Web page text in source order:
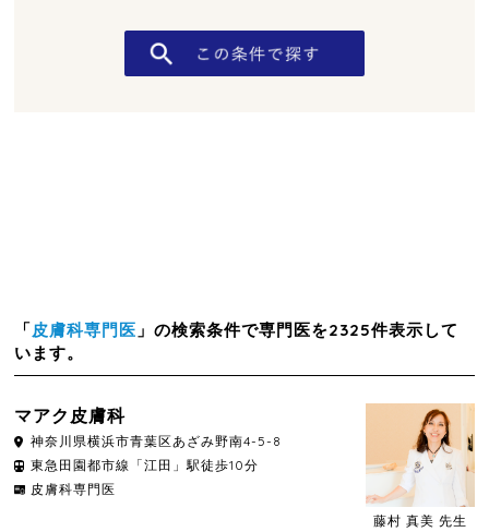
「皮膚科専門医 」の検索条件で専門医を2325件表示して
います。
藤村 真美 先生
マアク皮膚科
神奈川県横浜市青葉区あざみ野南4-5-8
東急田園都市線「江田」駅徒歩10分
皮膚科専門医